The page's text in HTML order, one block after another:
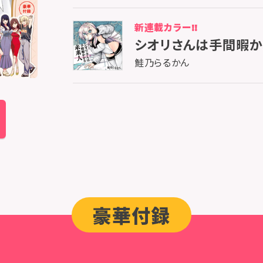
新連載カラー!!
シオリさんは手間暇
鮭乃らるかん
豪華付録